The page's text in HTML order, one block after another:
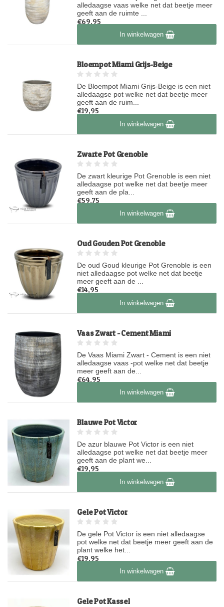
alledaagse vaas welke net dat beetje meer
geeft aan de ruimte ...
€69,95
Op voorraadIn winkelwagen
Bloempot Miami Grijs-Beige
De Bloempot Miami Grijs-Beige is een niet
alledaagse pot welke net dat beetje meer
geeft aan de ruim...
€19,95
Op voorraadIn winkelwagen
Zwarte Pot Grenoble
De zwart kleurige Pot Grenoble is een niet
alledaagse pot welke net dat beetje meer
geeft aan de pla...
€59,75
Op voorraadIn winkelwagen
Oud Gouden Pot Grenoble
De oud Goud kleurige Pot Grenoble is een
niet alledaagse pot welke net dat beetje
meer geeft aan de ...
€14,95
Op voorraadIn winkelwagen
Vaas Zwart - Cement Miami
De Vaas Miami Zwart - Cement is een niet
alledaagse vaas -pot welke net dat beetje
meer geeft aan de...
€64,95
Op voorraadIn winkelwagen
Blauwe Pot Victor
De azur blauwe Pot Victor is een niet
alledaagse pot welke net dat beetje meer
geeft aan de plant we...
€19,95
Op voorraadIn winkelwagen
Gele Pot Victor
De gele Pot Victor is een niet alledaagse
pot welke net dat beetje meer geeft aan de
plant welke het...
€19,95
Op voorraadIn winkelwagen
Gele Pot Kassel